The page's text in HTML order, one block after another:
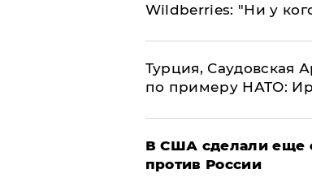
Wildberries: "Ни у
Турция, Саудовская
по примеру НАТО:
В США сделали еще
против России